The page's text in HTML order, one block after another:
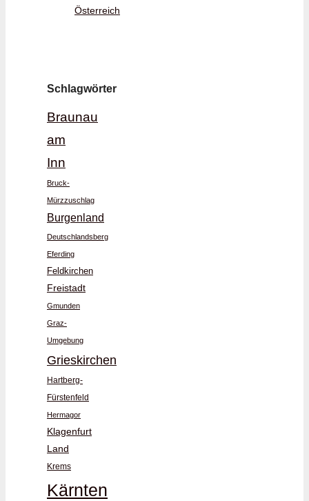
Österreich
Schlagwörter
Braunau
am
Inn
Bruck-
Mürzzuschlag
Burgenland
Deutschlandsberg
Eferding
Feldkirchen
Freistadt
Gmunden
Graz-
Umgebung
Grieskirchen
Hartberg-
Fürstenfeld
Hermagor
Klagenfurt
Land
Krems
Kärnten